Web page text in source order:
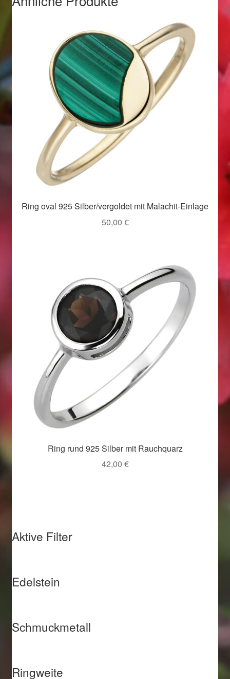
Valentinstag Geschenke
Vertrag widerrufen
Weihnachtsangebote 2015
Weihnachtsangebote 2016
Weihnachtsangebote 2018
Weihnachtsangebote 2021
Widerrufsrecht
Woocommerce Predictive Search
Ring oval 925 Silber/vergoldet mit Malachit-Einlage
50,00 €
Ring rund 925 Silber mit Rauchquarz
42,00 €
Aktive Filter
Edelstein
Schmuckmetall
Ringweite